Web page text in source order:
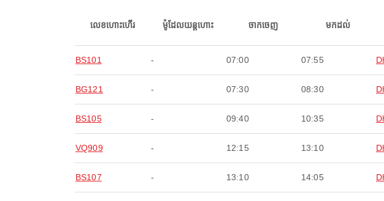
លេខហោះហើរ ម៉ូដែលយន្តហោះ ចាកចេញ មកដល់
BS101 - 07:00 07:55
BG121 - 07:30 08:30
BS105 - 09:40 10:35
VQ909 - 12:15 13:10
BS107 - 13:10 14:05